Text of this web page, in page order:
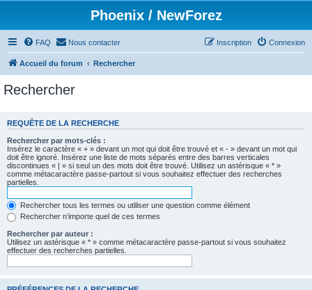
Phoenix / NewForez
FAQ Nous contacter Connexion
Inscription
Accueil du forum Rechercher
Rechercher
REQUÊTE DE LA RECHERCHE
Rechercher par mots-clés :
Insérez le caractère « + » devant un mot qui doit être trouvé et « - » devant un mot qui
doit être ignoré. Insérez une liste de mots séparés entre des barres verticales
discontinues « | » si seul un des mots doit être trouvé. Utilisez un astérisque « * »
comme métacaractère passe-partout si vous souhaitez effectuer des recherches
partielles.
Rechercher tous les termes ou utiliser une question comme élément
Rechercher n’importe quel de ces termes
Rechercher par auteur :
Utilisez un astérisque « * » comme métacaractère passe-partout si vous souhaitez
effectuer des recherches partielles.